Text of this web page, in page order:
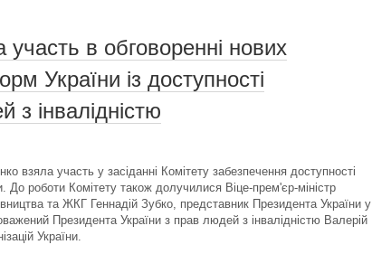
в обговоренні нових
України із доступності
з інвалідністю
взяла участь у засіданні Комітету забезпечення доступності
До роботи Комітету також долучилися Віце-прем'єр-міністр
та ЖКГ Геннадій Зубко, представник Президента України у
Президента України з прав людей з інвалідністю Валерій
України.